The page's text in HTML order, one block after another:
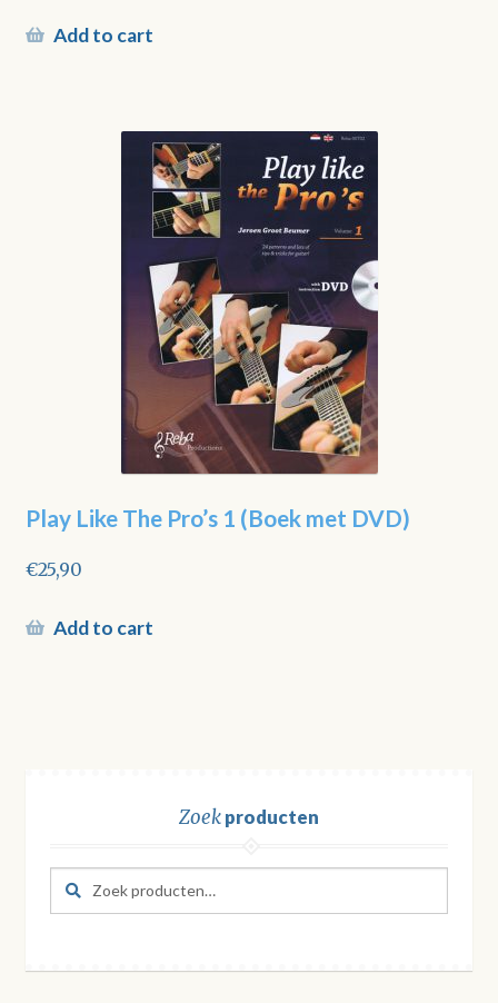
Add to cart
Play Like The Pro’s 1 (Boek met DVD)
€25,90
Add to cart
Zoekproducten
Zoeken
naar:
Zoeken